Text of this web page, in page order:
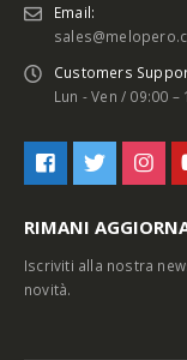
Email:
Customers
Lun - Ven / 09:00 –
RIMANI
Iscriviti alla nostra
novità.